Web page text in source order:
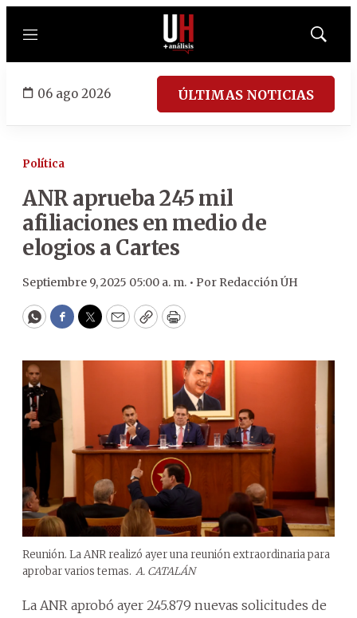
Menú
Mostrar
06 ago 2026 ÚLTIMAS NOTICIAS
Política
ANR aprueba 245 mil
afiliaciones en medio de
elogios a Cartes
Septiembre 9, 2025 05:00 a. m. • Por Redacción ÚH
WhatsApp
Facebook
Twitter
EmailCopyPrint
Reunión. La ANR realizó ayer una reunión extraordinaria para
aprobar varios temas. A. CATALÁN
La ANR aprobó ayer 245.879 nuevas solicitudes de